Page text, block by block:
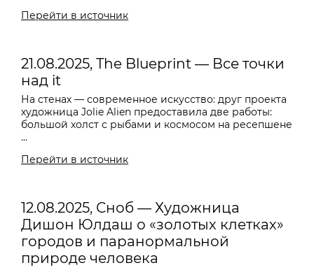
Перейти в источник
21.08.2025, The Blueprint — Все точки
над it
На стенах — современное искусство: друг проекта
художница Jolie Alien предоставила две работы:
большой холст с рыбами и космосом на ресепшене
...
Перейти в источник
12.08.2025, Сноб — Художница
Дишон Юлдаш о «золотых клетках»
городов и паранормальной
природе человека